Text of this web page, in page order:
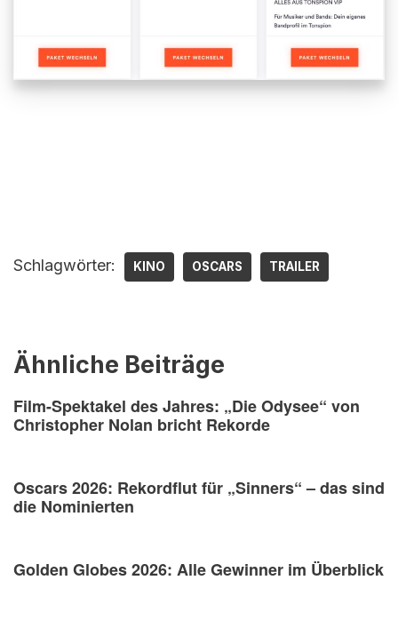
Schlagwörter: KINO OSCARS TRAILER
Ähnliche Beiträge
Film-Spektakel des Jahres: „Die Odysee“ von
Christopher Nolan bricht Rekorde
Oscars 2026: Rekordflut für „Sinners“ – das sind
die Nominierten
Golden Globes 2026: Alle Gewinner im Überblick